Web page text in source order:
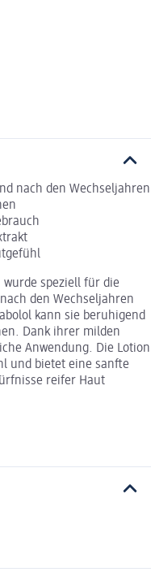
nach den Wechseljahren
wurde speziell für die
den Wechseljahren
kann sie beruhigend
Dank ihrer milden
Anwendung. Die Lotion
und bietet eine sanfte
reifer Haut